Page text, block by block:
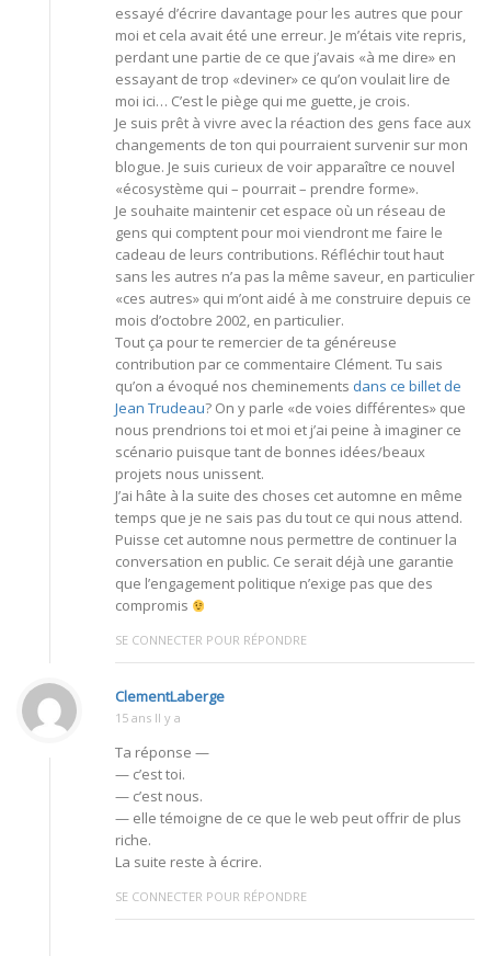
essayé d’écrire davantage pour les autres que pour
moi et cela avait été une erreur. Je m’étais vite repris,
perdant une partie de ce que j’avais «à me dire» en
essayant de trop «deviner» ce qu’on voulait lire de
moi ici… C’est le piège qui me guette, je crois.
Je suis prêt à vivre avec la réaction des gens face aux
changements de ton qui pourraient survenir sur mon
blogue. Je suis curieux de voir apparaître ce nouvel
«écosystème qui – pourrait – prendre forme».
Je souhaite maintenir cet espace où un réseau de
gens qui comptent pour moi viendront me faire le
cadeau de leurs contributions. Réfléchir tout haut
sans les autres n’a pas la même saveur, en particulier
«ces autres» qui m’ont aidé à me construire depuis ce
mois d’octobre 2002, en particulier.
Tout ça pour te remercier de ta généreuse
contribution par ce commentaire Clément. Tu sais
qu’on a évoqué nos cheminements dans ce billet de
Jean Trudeau? On y parle «de voies différentes» que
nous prendrions toi et moi et j’ai peine à imaginer ce
scénario puisque tant de bonnes idées/beaux
projets nous unissent.
J’ai hâte à la suite des choses cet automne en même
temps que je ne sais pas du tout ce qui nous attend.
Puisse cet automne nous permettre de continuer la
conversation en public. Ce serait déjà une garantie
que l’engagement politique n’exige pas que des
compromis
SE CONNECTER POUR RÉPONDRE
ClementLaberge
15 ans Il y a
Ta réponse —
— c’est toi.
— c’est nous.
— elle témoigne de ce que le web peut offrir de plus
riche.
La suite reste à écrire.
SE CONNECTER POUR RÉPONDRE